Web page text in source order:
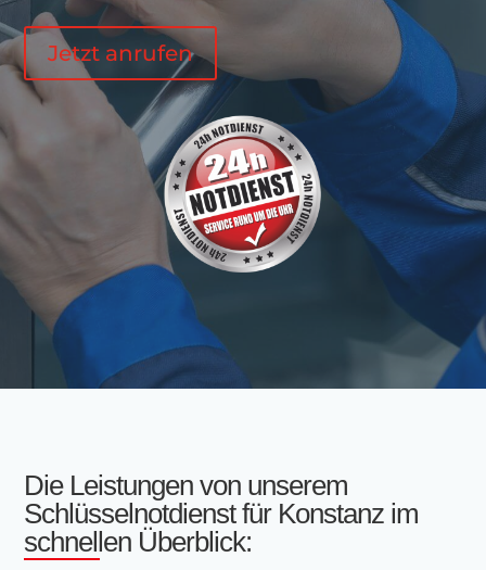
Jetzt anrufen
Die Leistungen von unserem
Schlüsselnotdienst für Konstanz im
schnellen Überblick: